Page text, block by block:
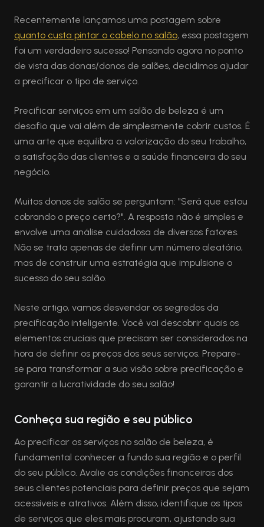
Recentemente lançamos uma postagem sobre
quanto custa pintar o cabelo no salão, essa postagem
foi um verdadeiro sucesso! Pensando agora no ponto
de vista das donas/donos de salões, decidimos ajudar
a precificar o tipo de serviço.
Precificar serviços em um salão de beleza é um
desafio que vai além de simplesmente cobrir custos. É
uma arte que equilibra a valorização do seu trabalho,
a satisfação das clientes e a saúde financeira do seu
negócio.
Muitos donos de salão se perguntam: "Será que estou
cobrando o preço certo?". A resposta não é simples e
envolve uma análise cuidadosa de diversos fatores.
Não se trata apenas de definir um número aleatório,
mas de construir uma estratégia que impulsione o
sucesso do seu salão.
Neste artigo, vamos desvendar os segredos da
precificação inteligente. Você vai descobrir quais os
elementos cruciais que precisam ser considerados na
hora de definir os preços dos seus serviços. Prepare-
se para transformar a sua visão sobre precificação e
garantir a lucratividade do seu salão!
Conheça sua região e seu público
Ao precificar os serviços no salão de beleza, é
fundamental conhecer a fundo sua região e o perfil
do seu público. Avalie as condições financeiras dos
seus clientes potenciais para definir preços que sejam
acessíveis e atrativos. Além disso, identifique os tipos
de serviços que eles mais procuram, ajustando sua